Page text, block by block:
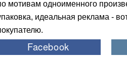
мотивам одноименного
идеальная реклама -